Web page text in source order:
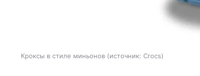
Кроксы в стиле миньонов источник: Crocs